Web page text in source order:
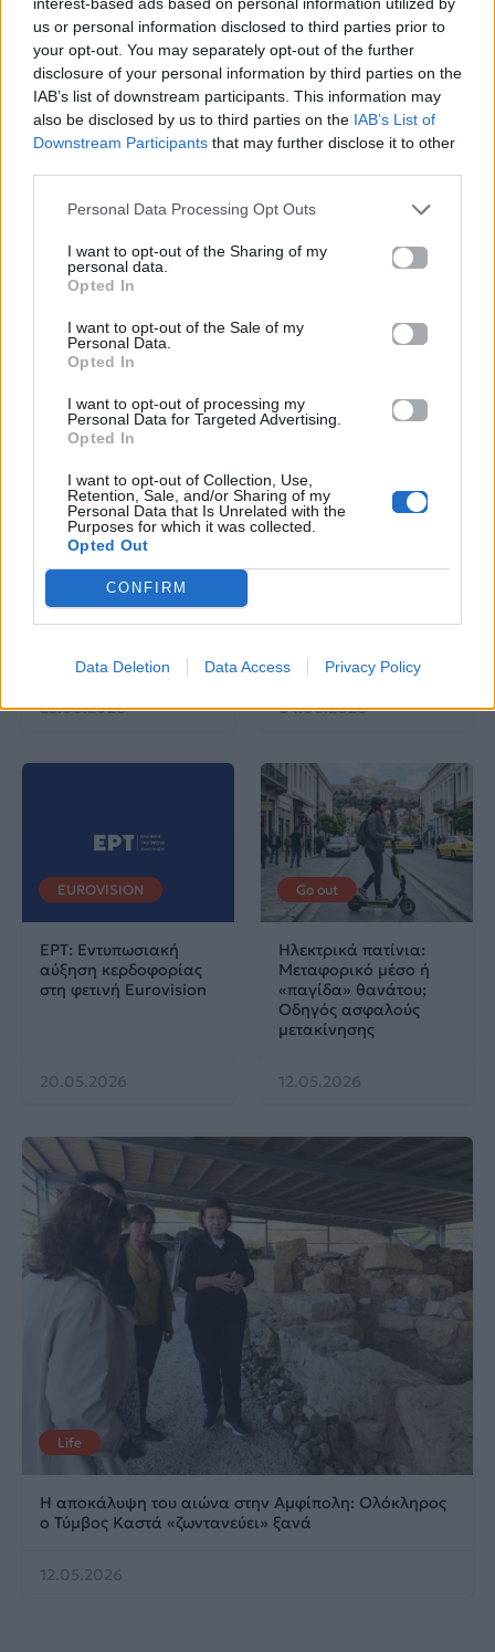
us or personal information disclosed to third parties prior to
your opt-out. You may separately opt-out of the further
disclosure of your personal information by third parties on the
IAB’s list of downstream participants. This information may
also be disclosed by us to third parties on the IAB’s List of
Downstream Participants that may further disclose it to other
Personal Data Processing Opt Outs
I want to opt-out of the Sharing of my
personal data.
Opted In
I want to opt-out of the Sale of my
Personal Data.
Opted In
I want to opt-out of processing my
Personal Data for Targeted Advertising.
Opted In
I want to opt-out of Collection, Use,
Retention, Sale, and/or Sharing of my
Personal Data that Is Unrelated with the
Purposes for which it was collected.
Opted Out
CONFIRM
Data Deletion Data Access Privacy Policy
News
Στην κορυφή των
Λαρισαία Ιωάννα
Παπακώστα με 19.780
μόρια
26.06.2026
Corporate News
προνοιακές παροχές!
26.06.2026
Life
Πού να μην
κολυμπήσεις στην
25.06.2026
Life
AKTOR4TheFuture
04.06.2026
EUROVISION
ΕΡΤ: Εντυπωσιακή
αύξηση κερδοφορίας
στη φετινή Eurovision
20.05.2026
Go out
Ηλεκτρικά πατίνια:
Μεταφορικό μέσο ή
«παγίδα» θανάτου;
Οδηγός ασφαλούς
μετακίνησης
12.05.2026
Life
Η αποκάλυψη του αιώνα στην Αμφίπολη: Ολόκληρος
ο Τύμβος Καστά «ζωντανεύει» ξανά
12.05.2026